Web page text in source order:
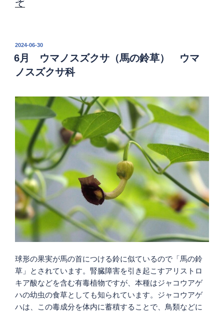
投
稿
日:
2024-06-30
6月 ウマノスズクサ（馬の鈴草） ウマ
ノスズクサ科
球形の果実が馬の首につける鈴に似ているので「馬の鈴
草」とされています。腎臓障害を引き起こすアリストロ
キア酸などを含む有毒植物ですが、本種はジャコウアゲ
ハの幼虫の食草としても知られています。ジャコウアゲ
ハは、この毒成分を体内に蓄積することで、鳥類などに